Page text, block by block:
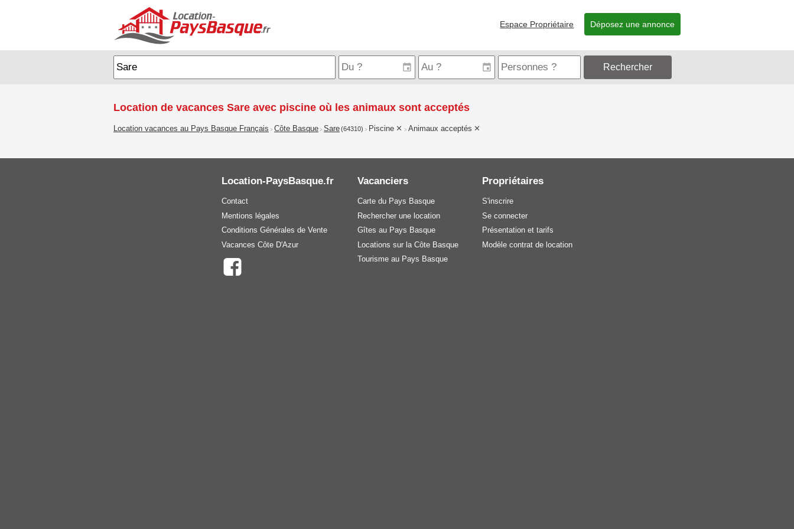
Espace Propriétaire Déposez une annonce
Rechercher
Location de vacances Sare avec piscine où les animaux sont acceptés
Location vacances au Pays Basque Français > Côte Basque > Sare(64310) > Piscine > Animaux acceptés
Location-PaysBasque.fr
Contact
Mentions légales
Conditions Générales de Vente
Vacances Côte D'Azur
Vacanciers
Carte du Pays Basque
Rechercher une location
Gîtes au Pays Basque
Locations sur la Côte Basque
Tourisme au Pays Basque
Propriétaires
S'inscrire
Se connecter
Présentation et tarifs
Modèle contrat de location